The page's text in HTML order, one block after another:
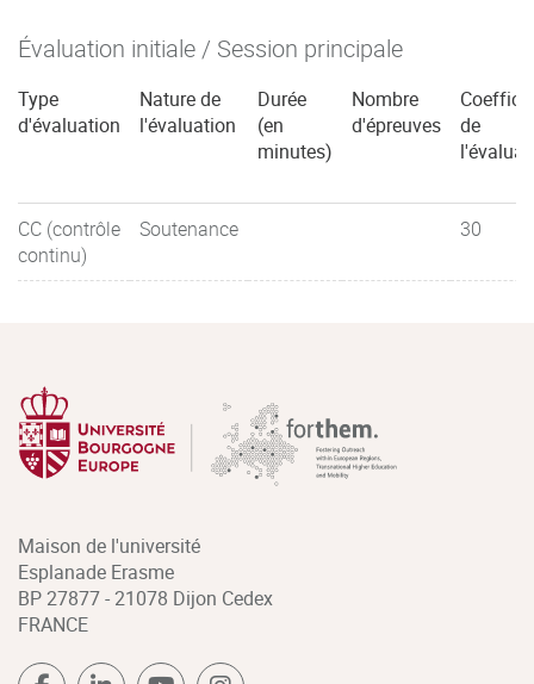
Évaluation initiale / Session principale
Type
d'évaluation
Nature de
l'évaluation
Durée
(en
minutes)
Nombre
d'épreuves
de
CC (contrôle
continu)
Soutenance 30
Maison de l'université
Esplanade Erasme
BP 27877 - 21078 Dijon Cedex
FRANCE